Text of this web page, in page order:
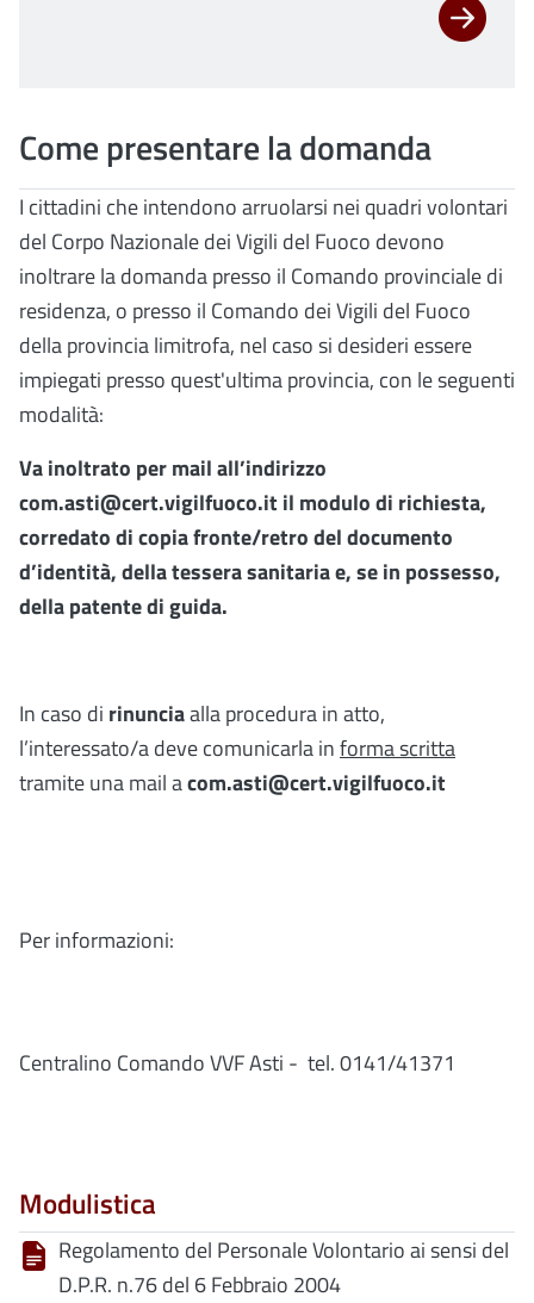
Come presentare la domanda
I cittadini che intendono arruolarsi nei quadri volontari
del Corpo Nazionale dei Vigili del Fuoco devono
inoltrare la domanda presso il Comando provinciale di
residenza, o presso il Comando dei Vigili del Fuoco
della provincia limitrofa, nel caso si desideri essere
impiegati presso quest'ultima provincia, con le seguenti
modalità:
Va inoltrato per mail all’indirizzo
com.asti@cert.vigilfuoco.it il modulo di richiesta,
corredato di copia fronte/retro del documento
d’identità, della tessera sanitaria e, se in possesso,
della patente di guida.
In caso di rinunciaalla procedura in atto,
l’interessato/a deve comunicarla informa scritta
tramite una mail acom.asti@cert.vigilfuoco.it
Per informazioni:
Centralino Comando VVF Asti - tel. 0141/41371
Modulistica
Regolamento del Personale Volontario ai sensi del
D.P.R. n.76 del 6 Febbraio 2004